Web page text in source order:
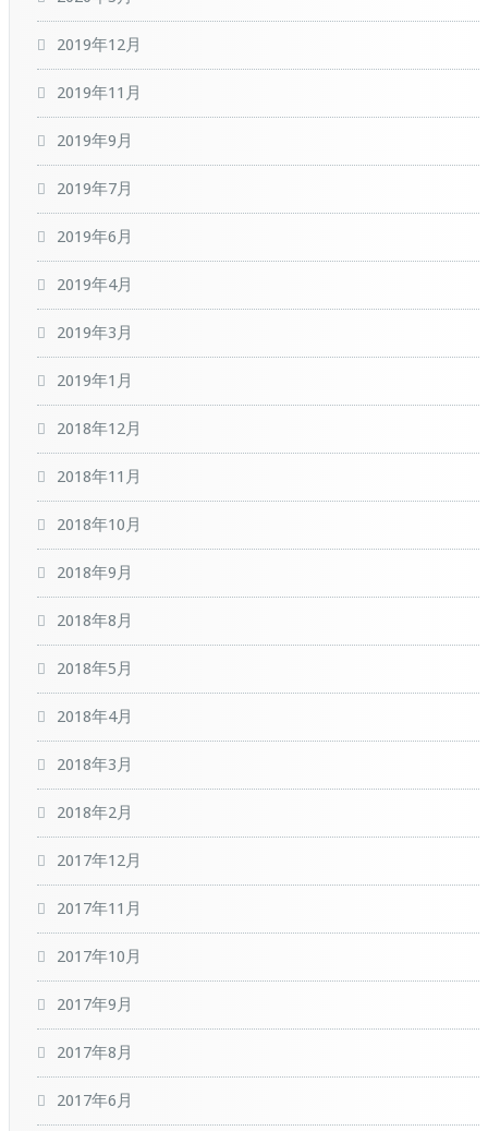
2019年12月
2019年11月
2019年9月
2019年7月
2019年6月
2019年4月
2019年3月
2019年1月
2018年12月
2018年11月
2018年10月
2018年9月
2018年8月
2018年5月
2018年4月
2018年3月
2018年2月
2017年12月
2017年11月
2017年10月
2017年9月
2017年8月
2017年6月